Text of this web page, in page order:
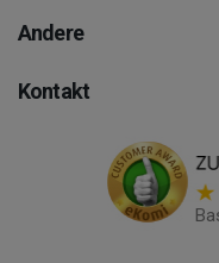
Andere
Kontakt